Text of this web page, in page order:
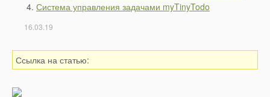
Система управления задачами myTinyTodo
16.03.19
Ссылка на статью: